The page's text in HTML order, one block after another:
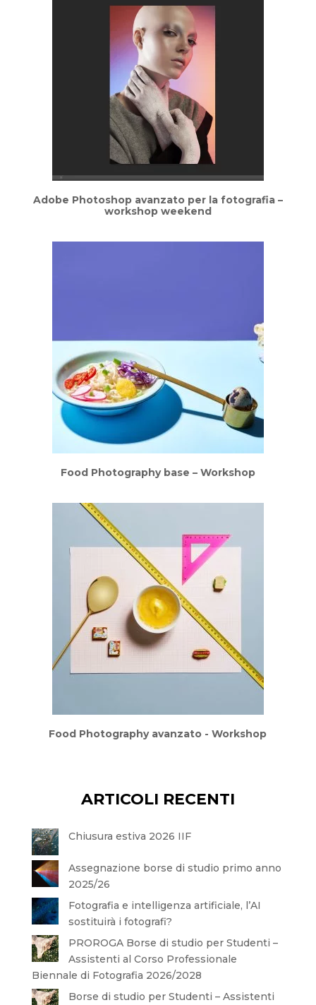
Adobe Photoshop avanzato per la fotografia –
workshop weekend
Food Photography base – Workshop
Food Photography avanzato - Workshop
ARTICOLI RECENTI
Chiusura estiva 2026 IIF
Assegnazione borse di studio primo anno
2025/26
Fotografia e intelligenza artificiale, l’AI
sostituirà i fotografi?
PROROGA Borse di studio per Studenti –
Assistenti al Corso Professionale
Biennale di Fotografia 2026/2028
Borse di studio per Studenti – Assistenti